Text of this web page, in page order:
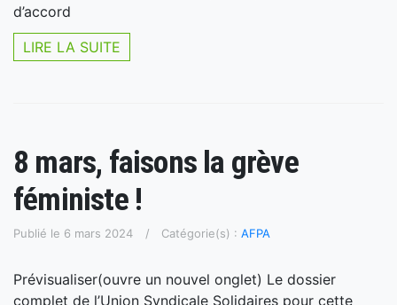
d’accord
LIRE LA SUITE
8 mars, faisons la grève
féministe !
Publié le 6 mars 2024 Catégorie(s) : AFPA
Prévisualiser(ouvre un nouvel onglet) Le dossier
complet de l’Union Syndicale Solidaires pour cette